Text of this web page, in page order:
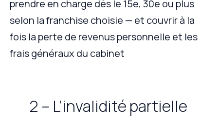
prendre en charge dès le 15e, 30e ou plus
selon la franchise choisie — et couvrir à la
fois la perte de revenus personnelle et les
frais généraux du cabinet
2 – L’invalidité partielle